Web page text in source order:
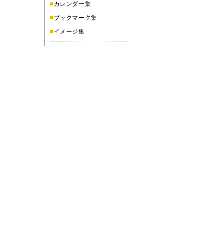
■カレンダー集
■ブックマーク集
■イメージ集